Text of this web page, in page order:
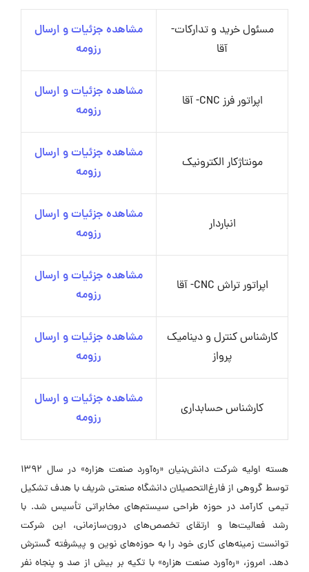
مسئول خرید و تدارکات-
آقا
مشاهده جزئیات و ارسال
رزومه
اپراتور فرز CNC- آقا
مشاهده جزئیات و ارسال
رزومه
مونتاژکار الکترونیک
مشاهده جزئیات و ارسال
رزومه
انباردار
مشاهده جزئیات و ارسال
رزومه
اپراتور تراش CNC- آقا
مشاهده جزئیات و ارسال
رزومه
کارشناس کنترل و دینامیک
پرواز
مشاهده جزئیات و ارسال
رزومه
کارشناس حسابداری
مشاهده جزئیات و ارسال
رزومه
هسته اولیه شرکت دانش‌بنیان «ره‌آورد صنعت هزاره» در سال ۱۳۹۲
توسط گروهی از فارغ‌التحصیلان دانشگاه صنعتی شریف با هدف تشکیل
تیمی کارآمد در حوزه طراحی سیستم‌های مخابراتی تأسیس شد. با
رشد فعالیت‌ها و ارتقای تخصص‌های درون‌سازمانی، این شرکت
توانست زمینه‌های کاری خود را به حوزه‌های نوین و پیشرفته گسترش
دهد. امروز، «ره‌آورد صنعت هزاره» با تکیه بر بیش از صد و پنجاه نفر